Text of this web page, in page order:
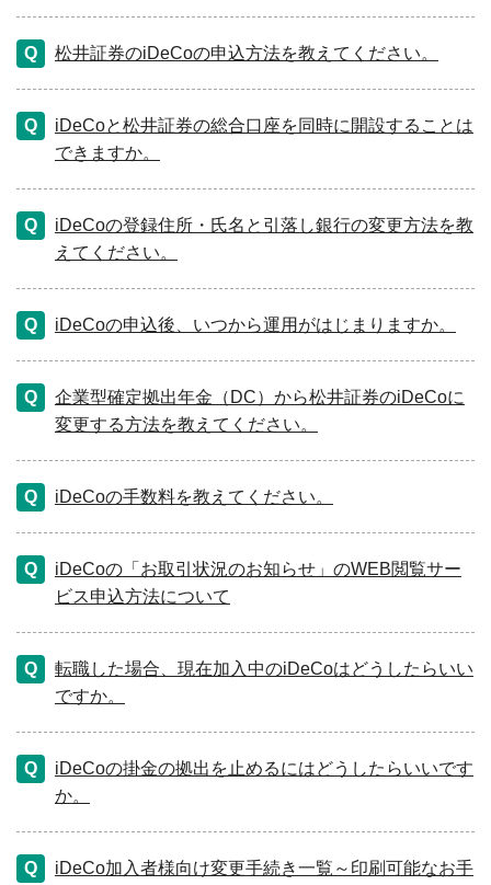
松井証券のiDeCoの申込方法を教えてください。
iDeCoと松井証券の総合口座を同時に開設することは
できますか。
iDeCoの登録住所・氏名と引落し銀行の変更方法を教
えてください。
iDeCoの申込後、いつから運用がはじまりますか。
企業型確定拠出年金（DC）から松井証券のiDeCoに
変更する方法を教えてください。
iDeCoの手数料を教えてください。
iDeCoの「お取引状況のお知らせ」のWEB閲覧サー
ビス申込方法について
転職した場合、現在加入中のiDeCoはどうしたらいい
ですか。
iDeCoの掛金の拠出を止めるにはどうしたらいいです
か。
iDeCo加入者様向け変更手続き一覧～印刷可能なお手